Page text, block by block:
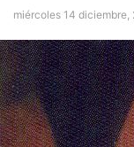
miércoles 14 diciembre,